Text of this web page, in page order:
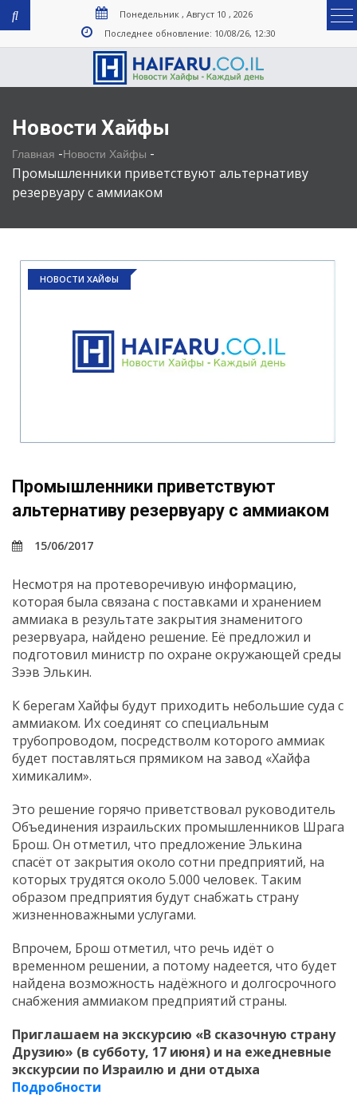
Понедельник , Август 10 , 2026
Последнее обновление: 10/08/26, 12:30
Новости Хайфы
Главная -Новости Хайфы -
Промышленники приветствуют альтернативу
резервуару с аммиаком
НОВОСТИ ХАЙФЫ
Промышленники приветствуют
альтернативу резервуару с аммиаком
15/06/2017
Несмотря на протеворечивую информацию,
которая была связана с поставками и хранением
аммиака в результате закрытия знаменитого
резервуара, найдено решение. Её предложил и
подготовил министр по охране окружающей среды
Зээв Элькин.
К берегам Хайфы будут приходить небольшие суда с
аммиаком. Их соединят со специальным
трубопроводом, посредстволм которого аммиак
будет поставляться прямиком на завод «Хайфа
химикалим».
Это решение горячо приветствовал руководитель
Объединения израильских промышленников Шрага
Брош. Он отметил, что предложение Элькина
спасёт от закрытия около сотни предприятий, на
которых трудятся около 5.000 человек. Таким
образом предприятия будут снабжать страну
жизненноважными услугами.
Впрочем, Брош отметил, что речь идёт о
временном решении, а потому надеется, что будет
найдена возможность надёжного и долгосрочного
снабжения аммиаком предприятий страны.
Приглашаем на экскурсию «В сказочную страну
Друзию» (в субботу, 17 июня) и на ежедневные
экскурсии по Израилю и дни отдыха
Подробности